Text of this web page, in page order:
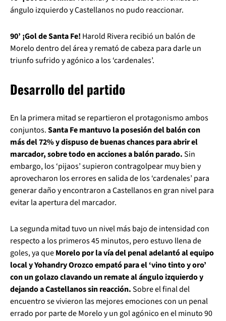
ángulo izquierdo y Castellanos no pudo reaccionar.
90’ ¡Gol de Santa Fe! Harold Rivera recibió un balón de
Morelo dentro del área y remató de cabeza para darle un
triunfo sufrido y agónico a los ‘cardenales’.
Desarrollo del partido
En la primera mitad se repartieron el protagonismo ambos
conjuntos.Santa Fe mantuvo la posesión del balón con
más del 72% y dispuso de buenas chances para abrir el
marcador, sobre todo en acciones a balón parado.Sin
embargo, los ‘pijaos’ supieron contragolpear muy bien y
aprovecharon los errores en salida de los ‘cardenales’ para
generar daño y encontraron a Castellanos en gran nivel para
evitar la apertura del marcador.
La segunda mitad tuvo un nivel más bajo de intensidad con
respecto a los primeros 45 minutos, pero estuvo llena de
goles, ya queMorelo por la vía del penal adelantó al equipo
local y Yohandry Orozco empató para el ‘vino tinto y oro’
con un golazo clavando un remate al ángulo izquierdo y
dejando a Castellanos sin reacción.Sobre el final del
encuentro se vivieron las mejores emociones con un penal
errado por parte de Morelo y un gol agónico en el minuto 90